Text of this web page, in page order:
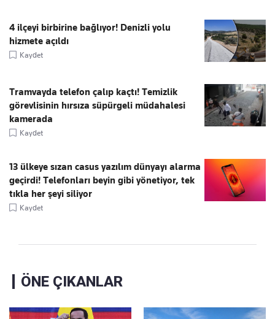
4 ilçeyi birbirine bağlıyor! Denizli yolu
hizmete açıldı
Kaydet
Tramvayda telefon çalıp kaçtı! Temizlik
görevlisinin hırsıza süpürgeli müdahalesi
kamerada
Kaydet
13 ülkeye sızan casus yazılım dünyayı alarma
geçirdi! Telefonları beyin gibi yönetiyor, tek
tıkla her şeyi siliyor
Kaydet
ÖNE ÇIKANLAR